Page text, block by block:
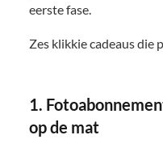
eerste fase.
Zes klikkie cadeaus die
1.
op de mat